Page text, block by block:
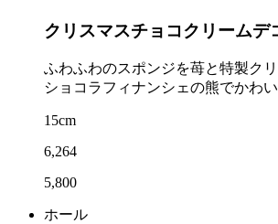
クリスマスチョコクリームデ
ふわふわのスポンジを苺と特製ク
ショコラフィナンシェの熊でかわ
15cm
6,264
5,800
ホール